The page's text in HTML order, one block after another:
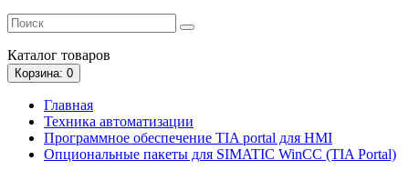
Каталог товаров
Корзина: 0
Главная
Техника автоматизации
Программное обеспечение TIA portal для HMI
Опциональные пакеты для SIMATIC WinCC (TIA Portal)